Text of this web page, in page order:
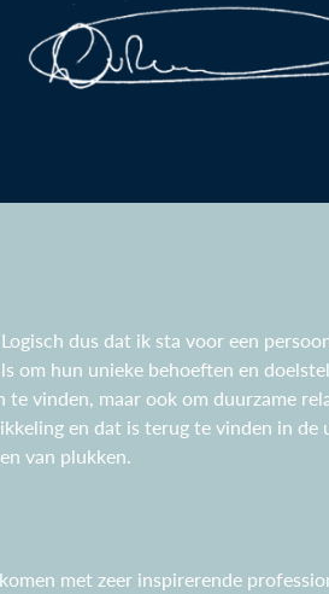
dus dat ik sta voor een
om hun unieke behoeften en
vinden, maar ook om duurzame
en dat is terug te vinden in
van plukken.
met zeer inspirerende